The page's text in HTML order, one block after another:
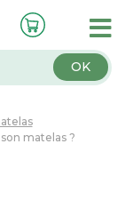
OK
matelas ?